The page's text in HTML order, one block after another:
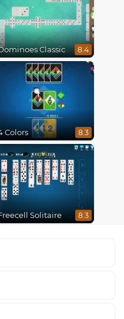
Classic 8.4
Colors 8.3
Solitaire 8.3